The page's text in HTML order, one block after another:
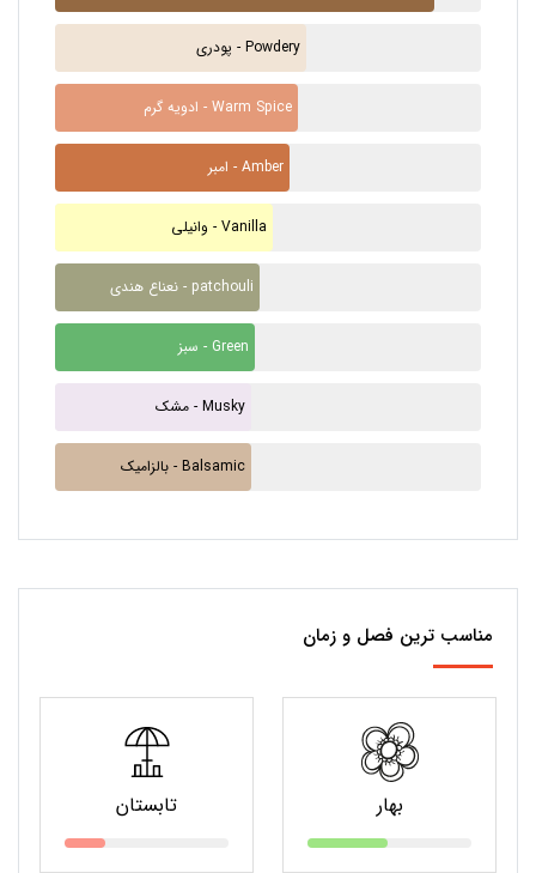
پودری - Powdery
ادویه گرم - Warm Spice
امبر - Amber
وانیلی - Vanilla
نعناع هندی - patchouli
سبز - Green
مشک - Musky
بالزامیک - Balsamic
مناسب ترین فصل و زمان
بهار تابستان